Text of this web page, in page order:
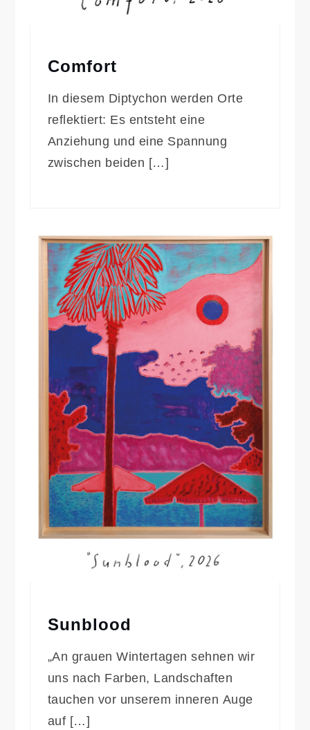
Comfort
In diesem Diptychon werden Orte
reflektiert: Es entsteht eine
Anziehung und eine Spannung
zwischen beiden […]
Sunblood
„An grauen Wintertagen sehnen wir
uns nach Farben, Landschaften
tauchen vor unserem inneren Auge
auf […]